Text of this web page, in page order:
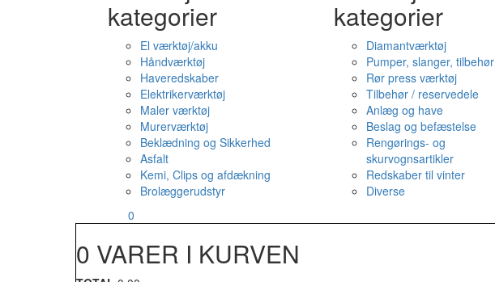
kategorier
El værktøj/akku
Håndværktøj
Haveredskaber
Elektrikerværktøj
Maler værktøj
Murerværktøj
Beklædning og Sikkerhed
Asfalt
Kemi, Clips og afdækning
Brolæggerudstyr
kategorier
Diamantværktøj
Pumper, slanger, tilbehør
Rør press værktøj
Tilbehør / reservedele
Anlæg og have
Beslag og befæstelse
Rengørings- og
skurvognsartikler
Redskaber til vinter
Diverse
0
0 VARER I KURVEN